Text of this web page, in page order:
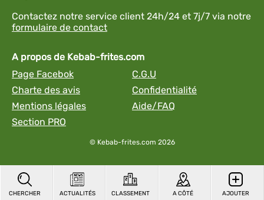
CHERCHER ACTUALITÉS CLASSEMENT A CÔTÉ AJOUTER
Contactez notre service client 24h/24 et 7j/7 via notre
formulaire de contact
A propos de Kebab-frites.com
Page Facebok
C.G.U
Charte des avis
Confidentialité
Mentions légales
Aide/FAQ
Section PRO
© Kebab-frites.com 2026